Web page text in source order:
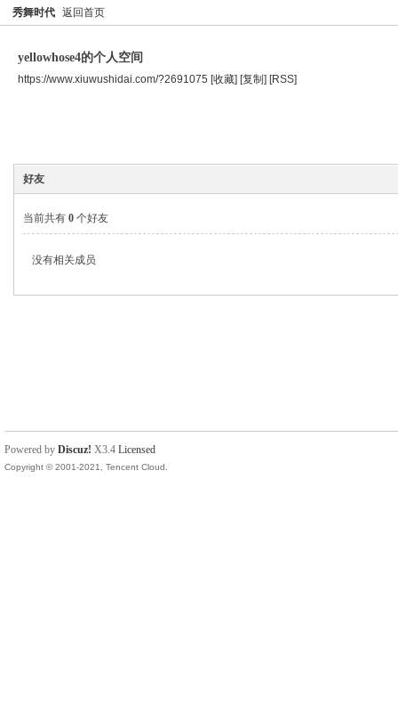
秀舞时代 返回首页
yellowhose4的个人空间
https://www.xiuwushidai.com/?2691075 [收藏] [复制] [RSS]
好友
当前共有 0 个好友
没有相关成员
Powered by Discuz! X3.4 Licensed
Copyright © 2001-2021, Tencent Cloud.